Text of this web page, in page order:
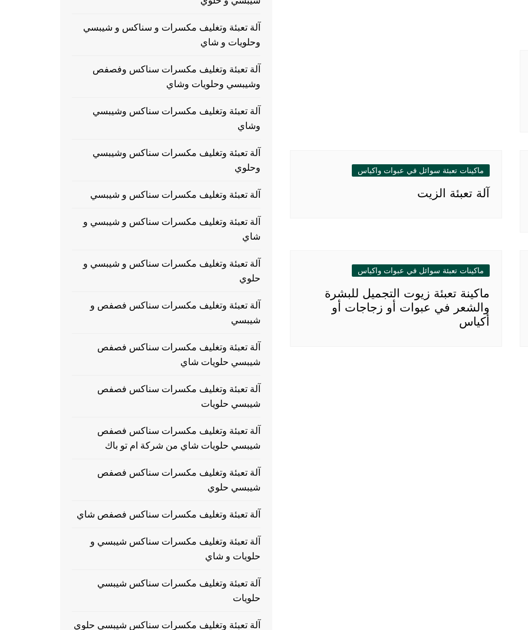
ماكينات تعبئة سوائل في عبوات واكياس
آلة تعبئة الزيت
ماكينات تعبئة سوائل في عبوات واكياس
ماكينة تعبئة زيوت التجميل للبشرة
والشعر في عبوات أو زجاجات أو
أكياس
آلة تعبئة وتغليف مكسرات و سناكس و شيبسي
وحلويات و شاي
آلة تعبئة وتغليف مكسرات سناكس وفصفص
وشيبسي وحلويات وشاي
آلة تعبئة وتغليف مكسرات سناكس وشيبسي
وشاي
آلة تعبئة وتغليف مكسرات سناكس وشيبسي
وحلوي
آلة تعبئة وتغليف مكسرات سناكس و شيبسي
آلة تعبئة وتغليف مكسرات سناكس و شيبسي و
شاي
آلة تعبئة وتغليف مكسرات سناكس و شيبسي و
حلوي
آلة تعبئة وتغليف مكسرات سناكس فصفص و
شيبسي
آلة تعبئة وتغليف مكسرات سناكس فصفص
شيبسي حلويات شاي
آلة تعبئة وتغليف مكسرات سناكس فصفص
شيبسي حلويات
آلة تعبئة وتغليف مكسرات سناكس فصفص
شيبسي حلويات شاي من شركة ام تو باك
آلة تعبئة وتغليف مكسرات سناكس فصفص
شيبسي حلوي
آلة تعبئة وتغليف مكسرات سناكس فصفص شاي
آلة تعبئة وتغليف مكسرات سناكس شيبسي و
حلويات و شاي
آلة تعبئة وتغليف مكسرات سناكس شيبسي
حلويات
آلة تعبئة وتغليف مكسرات سناكس شيبسي حلوي